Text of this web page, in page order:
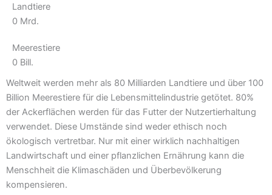
Landtiere
0 Mrd.
Meerestiere
0 Bill.
Weltweit werden mehr als 80 Milliarden Landtiere und über 100
Billion Meerestiere für die Lebensmittelindustrie getötet. 80%
der Ackerflächen werden für das Futter der Nutzertierhaltung
verwendet. Diese Umstände sind weder ethisch noch
ökologisch vertretbar. Nur mit einer wirklich nachhaltigen
Landwirtschaft und einer pflanzlichen Ernährung kann die
Menschheit die Klimaschäden und Überbevölkerung
kompensieren.